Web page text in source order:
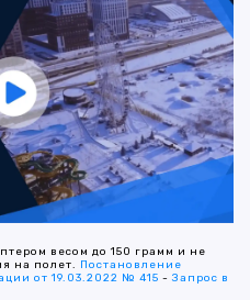
весом до 150 грамм и не
на полет. Постановление
от 19.03.2022 № 415 -Запрос в